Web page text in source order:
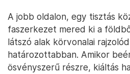
A jobb oldalon, egy tisztás
faszerkezet mered ki a
látszó alak körvonalai
határozottabban. Amikor
ösvényszerű részre, kiáltás